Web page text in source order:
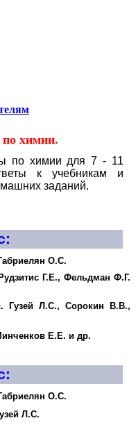
химии.
по химии для 7 - 11
к учебникам и
заданий.
:
О.С.
Г.Е., Фельдман Ф.Г.
Гузей Л.С., Сорокин В.В.,
Е.Е. и др.
:
О.С.
Л.С.